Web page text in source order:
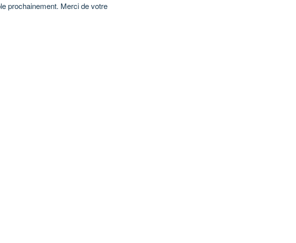
prochainement. Merci de votre